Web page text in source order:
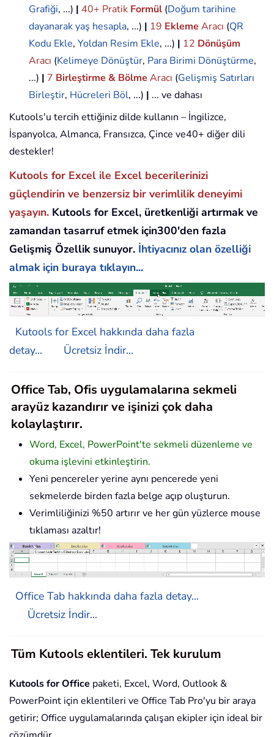
Grafiği, ...) | 40+ Pratik Formül (Doğum tarihine
dayanarak yaş hesapla, ...) | 19 Ekleme Aracı (QR
Kodu Ekle, Yoldan Resim Ekle, ...) | 12 Dönüşüm
Aracı (Kelimeye Dönüştür, Para Birimi Dönüştürme,
...) | 7 Birleştirme & Bölme Aracı (Gelişmiş Satırları
Birleştir, Hücreleri Böl, ...) | ... ve dahası
Kutools'u tercih ettiğiniz dilde kullanın – İngilizce,
İspanyolca, Almanca, Fransızca, Çince ve40+ diğer dili
destekler!
Kutools for Excel ile Excel becerilerinizi
güçlendirin ve benzersiz bir verimlilik deneyimi
yaşayın. Kutools for Excel, üretkenliği artırmak ve
zamandan tasarruf etmek için300'den fazla
Gelişmiş Özellik sunuyor. İhtiyacınız olan özelliği
almak için buraya tıklayın...
Kutools for Excel hakkında daha fazla
detay...
Ücretsiz İndir...
Office Tab, Ofis uygulamalarına sekmeli
arayüz kazandırır ve işinizi çok daha
kolaylaştırır.
Word, Excel, PowerPoint'te sekmeli düzenleme ve
okuma işlevini etkinleştirin.
Yeni pencereler yerine aynı pencerede yeni
sekmelerde birden fazla belge açıp oluşturun.
Verimliliğinizi %50 artırır ve her gün yüzlerce mouse
tıklaması azaltır!
Office Tab hakkında daha fazla detay...
Ücretsiz İndir...
Tüm Kutools eklentileri. Tek kurulum
Kutools for Office paketi, Excel, Word, Outlook &
PowerPoint için eklentileri ve Office Tab Pro'yu bir araya
getirir; Office uygulamalarında çalışan ekipler için ideal bir